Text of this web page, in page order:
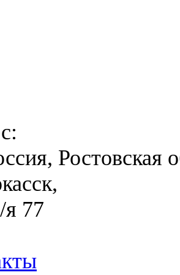
Ростовская
77